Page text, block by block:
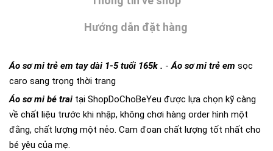
Hướng dẫn đặt hàng
Áo sơ mi trẻ em tay dài 1-5 tuổi 165k . -Áo sơ mi trẻ em sọc
caro sang trọng thời trang
Áo sơ mi bé trai tại ShopDoChoBeYeu được lựa chọn kỹ càng
về chất liệu trước khi nhập, không chơi hàng order hình một
đằng, chất lượng một nẻo. Cam đoan chất lượng tốt nhất cho
bé yêu của mẹ.